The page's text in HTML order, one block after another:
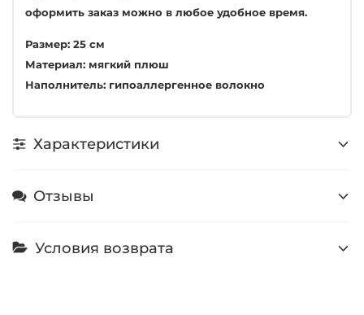
оформить заказ можно в любое удобное время.
Размер: 25 см
Материал: мягкий плюш
Наполнитель: гипоаллергенное волокно
Характеристики
Отзывы
Условия возврата